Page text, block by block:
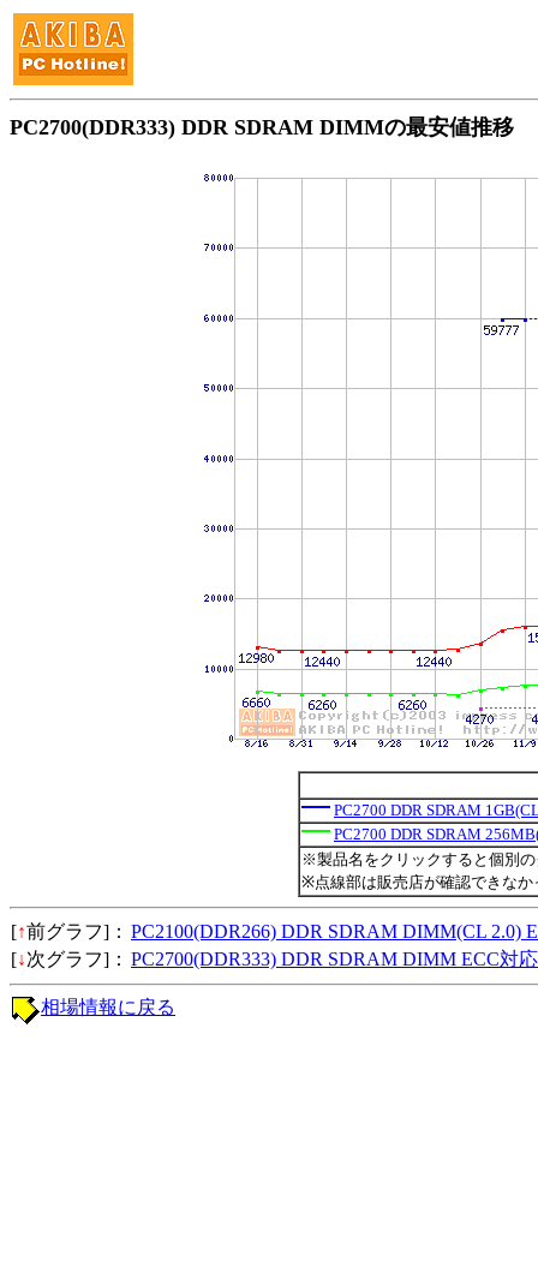
PC2700(DDR333) DDR SDRAM DIMMの最安値推移
PC2700 DDR SDRAM
PC2700 DDR SDRAM
※製品名をクリックすると個別
※点線部は販売店が確認できな
[↑前グラフ]： PC2100(DDR266) DDR SDRAM DIMM(CL 2.0)
[↓次グラフ]： PC2700(DDR333) DDR SDRAM DIMM ECC対
相場情報に戻る